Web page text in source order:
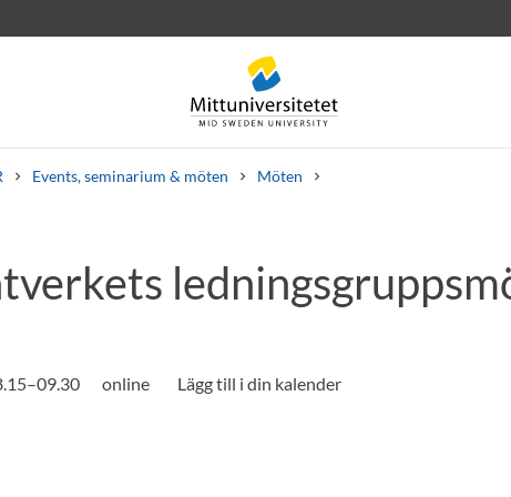
Events, seminarium & möten Möten
PersonalLediga jobb
online